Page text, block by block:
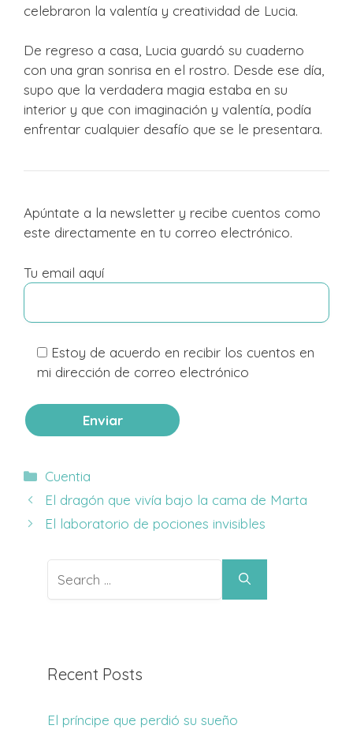
celebraron la valentía y creatividad de Lucia.
De regreso a casa, Lucia guardó su cuaderno
con una gran sonrisa en el rostro. Desde ese día,
supo que la verdadera magia estaba en su
interior y que con imaginación y valentía, podía
enfrentar cualquier desafío que se le presentara.
Apúntate a la newsletter y recibe cuentos como
este directamente en tu correo electrónico.
Tu email aquí
Estoy de acuerdo en recibir los cuentos en
mi dirección de correo electrónico
Categories
Cuentia
El dragón que vivía bajo la cama de Marta
El laboratorio de pociones invisibles
for:
Recent Posts
El príncipe que perdió su sueño